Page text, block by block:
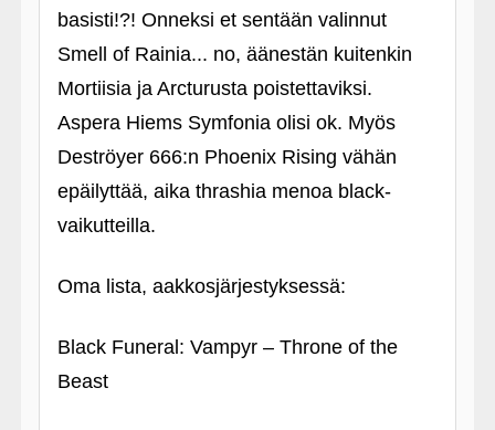
basisti!?! Onneksi et sentään valinnut
Smell of Rainia... no, äänestän kuitenkin
Mortiisia ja Arcturusta poistettaviksi.
Aspera Hiems Symfonia olisi ok. Myös
Deströyer 666:n Phoenix Rising vähän
epäilyttää, aika thrashia menoa black-
vaikutteilla.
Oma lista, aakkosjärjestyksessä:
Black Funeral: Vampyr – Throne of the
Beast